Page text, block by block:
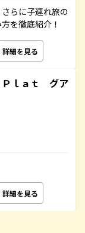
らに子連れ旅の
を徹底紹介！
詳細を見る
ｌａｔ グア
詳細を見る